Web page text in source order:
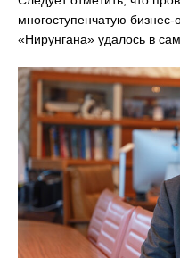
многоступенчатую
«Нирунгана» удалось в